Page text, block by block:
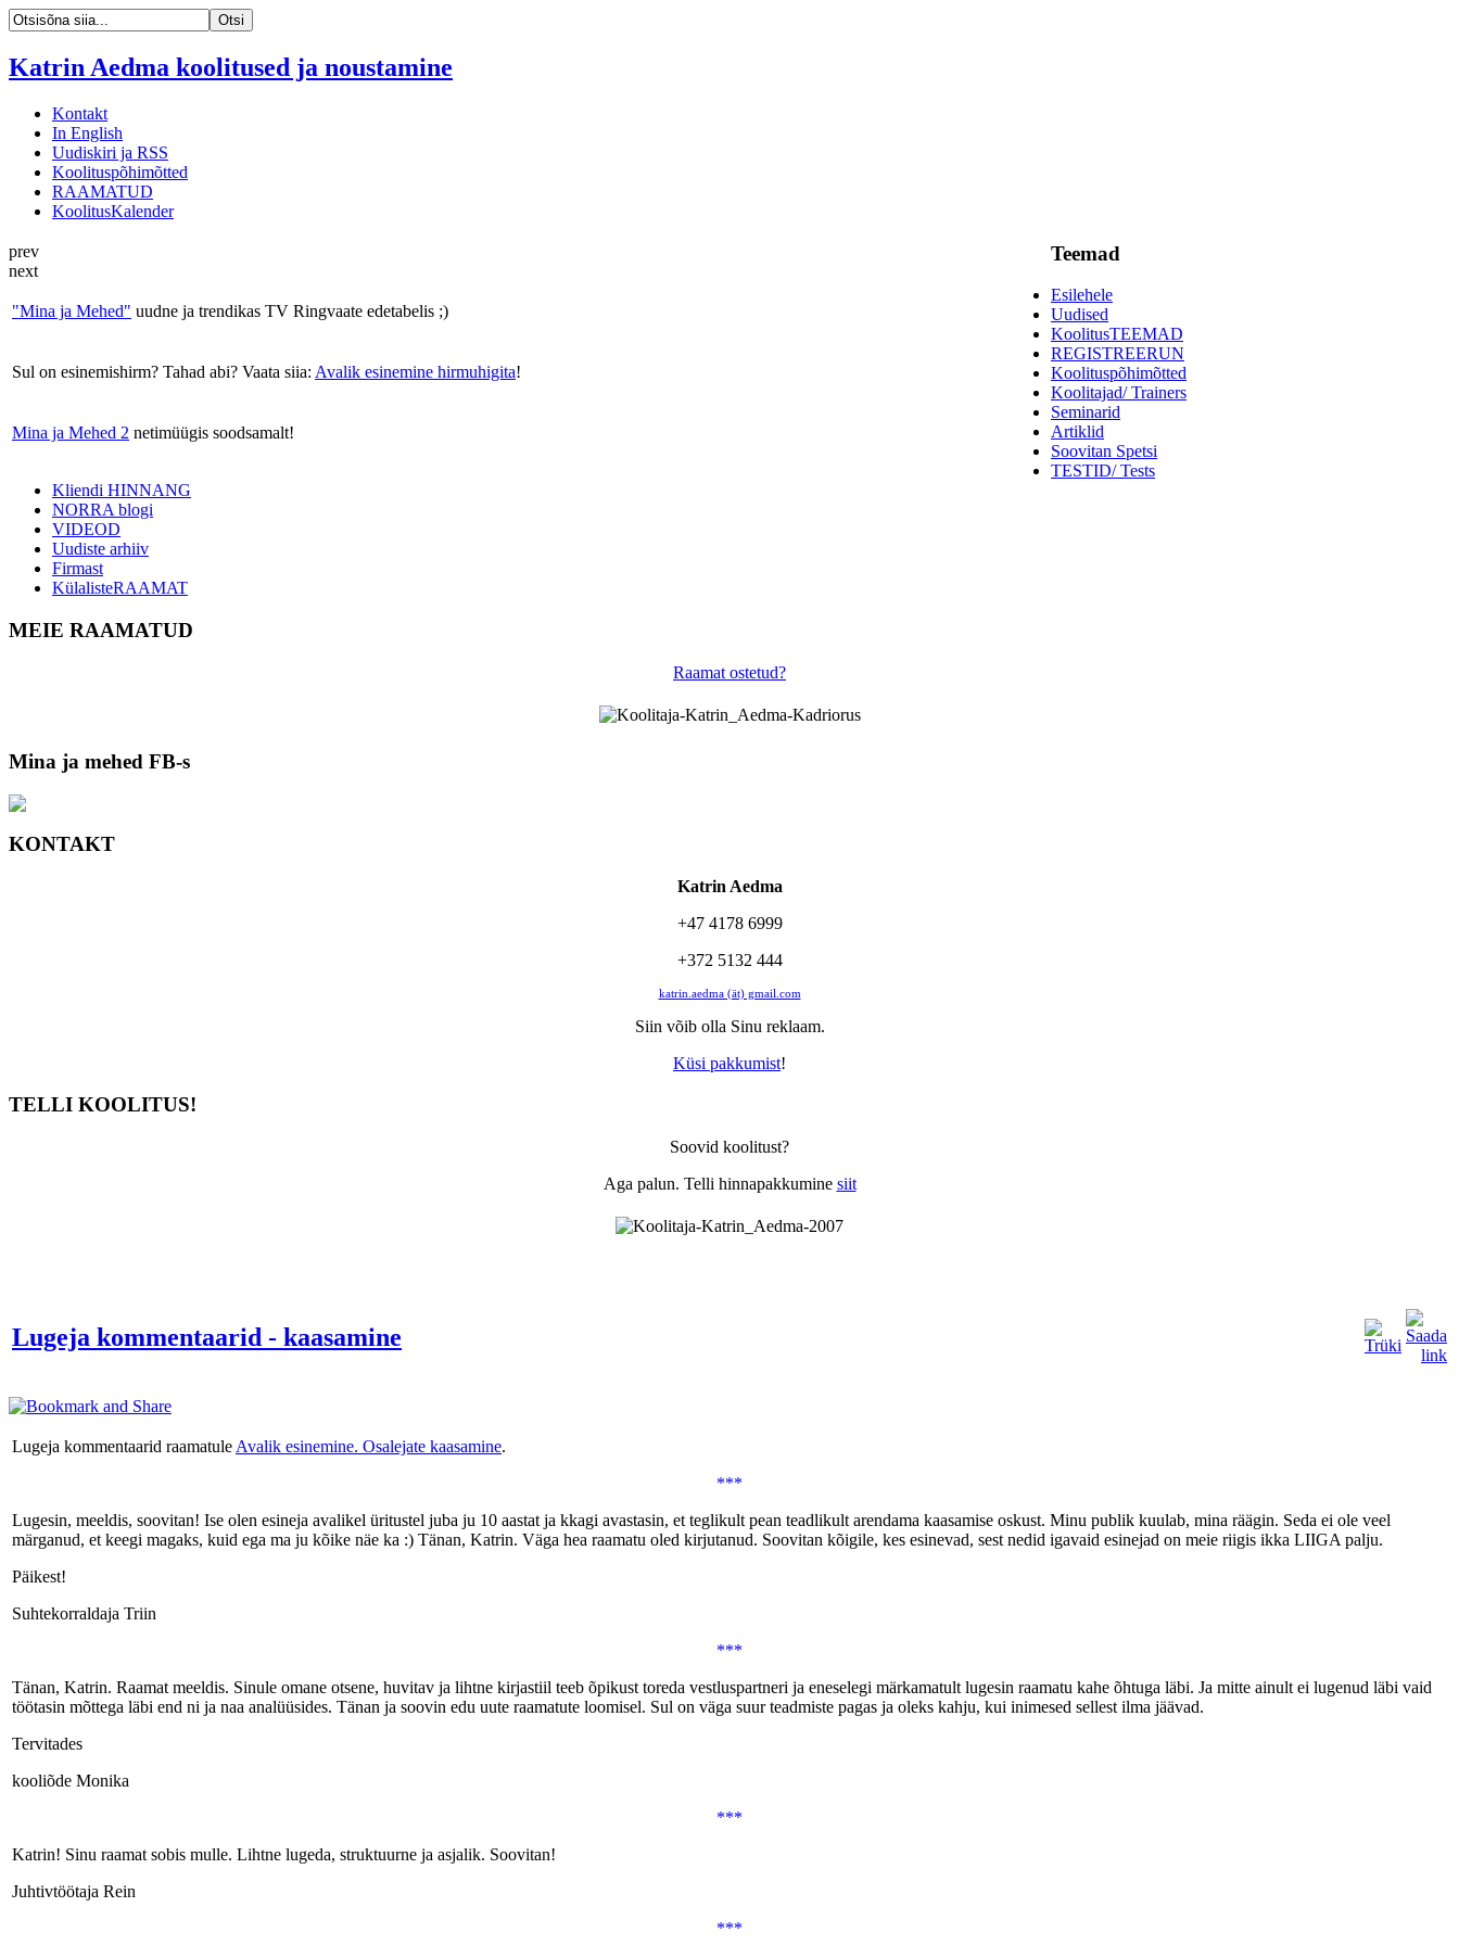
Katrin Aedma koolitused ja noustamine
Kontakt
In English
Uudiskiri ja RSS
Koolituspõhimõtted
RAAMATUD
KoolitusKalender
prev
next
"Mina ja Mehed" uudne ja trendikas TV Ringvaate edetabelis ;)
Sul on esinemishirm? Tahad abi? Vaata siia: Avalik esinemine hirmuhigita!
Mina ja Mehed 2 netimüügis soodsamalt!
Teemad
Esilehele
Uudised
KoolitusTEEMAD
REGISTREERUN
Koolituspõhimõtted
Koolitajad/ Trainers
Seminarid
Artiklid
Soovitan Spetsi
TESTID/ Tests
Kliendi HINNANG
NORRA blogi
VIDEOD
Uudiste arhiiv
Firmast
KülalisteRAAMAT
MEIE RAAMATUD
Raamat ostetud?
Mina ja mehed FB-s
KONTAKT
Katrin Aedma
+47 4178 6999
+372 5132 444
katrin.aedma (ät) gmail.com
Siin võib olla Sinu reklaam.
Küsi pakkumist!
TELLI KOOLITUS!
Soovid koolitust?
Aga palun. Telli hinnapakkumine siit
Lugeja kommentaarid - kaasamine
Lugeja kommentaarid raamatule Avalik esinemine. Osalejate kaasamine.
***
Lugesin, meeldis, soovitan! Ise olen esineja avalikel üritustel juba ju 10 aastat ja kkagi avastasin, et teglikult pean teadlikult arendama kaasamise oskust. Minu publik kuulab, mina räägin. Seda ei ole veel
märganud, et keegi magaks, kuid ega ma ju kõike näe ka :) Tänan, Katrin. Väga hea raamatu oled kirjutanud. Soovitan kõigile, kes esinevad, sest nedid igavaid esinejad on meie riigis ikka LIIGA palju.
Päikest!
Suhtekorraldaja Triin
***
Tänan, Katrin. Raamat meeldis. Sinule omane otsene, huvitav ja lihtne kirjastiil teeb õpikust toreda vestluspartneri ja eneselegi märkamatult lugesin raamatu kahe õhtuga läbi. Ja mitte ainult ei lugenud läbi vaid
töötasin mõttega läbi end ni ja naa analüüsides. Tänan ja soovin edu uute raamatute loomisel. Sul on väga suur teadmiste pagas ja oleks kahju, kui inimesed sellest ilma jäävad.
Tervitades
kooliõde Monika
***
Katrin! Sinu raamat sobis mulle. Lihtne lugeda, struktuurne ja asjalik. Soovitan!
Juhtivtöötaja Rein
***